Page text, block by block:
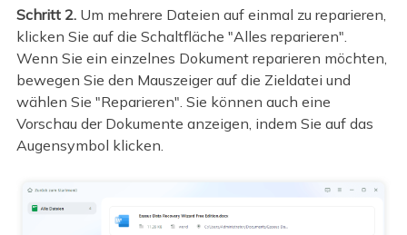
Schritt 2. Um mehrere Dateien auf einmal zu reparieren,
klicken Sie auf die Schaltfläche "Alles reparieren".
Wenn Sie ein einzelnes Dokument reparieren möchten,
bewegen Sie den Mauszeiger auf die Zieldatei und
wählen Sie "Reparieren". Sie können auch eine
Vorschau der Dokumente anzeigen, indem Sie auf das
Augensymbol klicken.